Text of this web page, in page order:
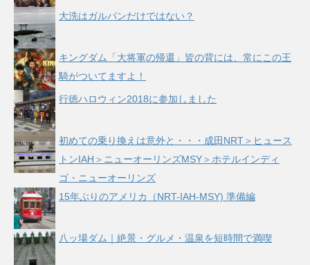
大洗はガルパンだけではない？
キングダム「大将軍の帰還」皆の背には、常にこの王
騎がついてますよ！
行徳ハロウィン2018に参加しました
初めての乗り換えは意外と・・・成田NRT＞ヒュース
トンIAH＞ニューオーリンズMSY＞ホテルインディ
ゴ・ニューオーリンズ
15年ぶりのアメリカ（NRT-IAH-MSY) 準備編
八ッ場ダム｜絶景・グルメ・温泉を短時間で満喫